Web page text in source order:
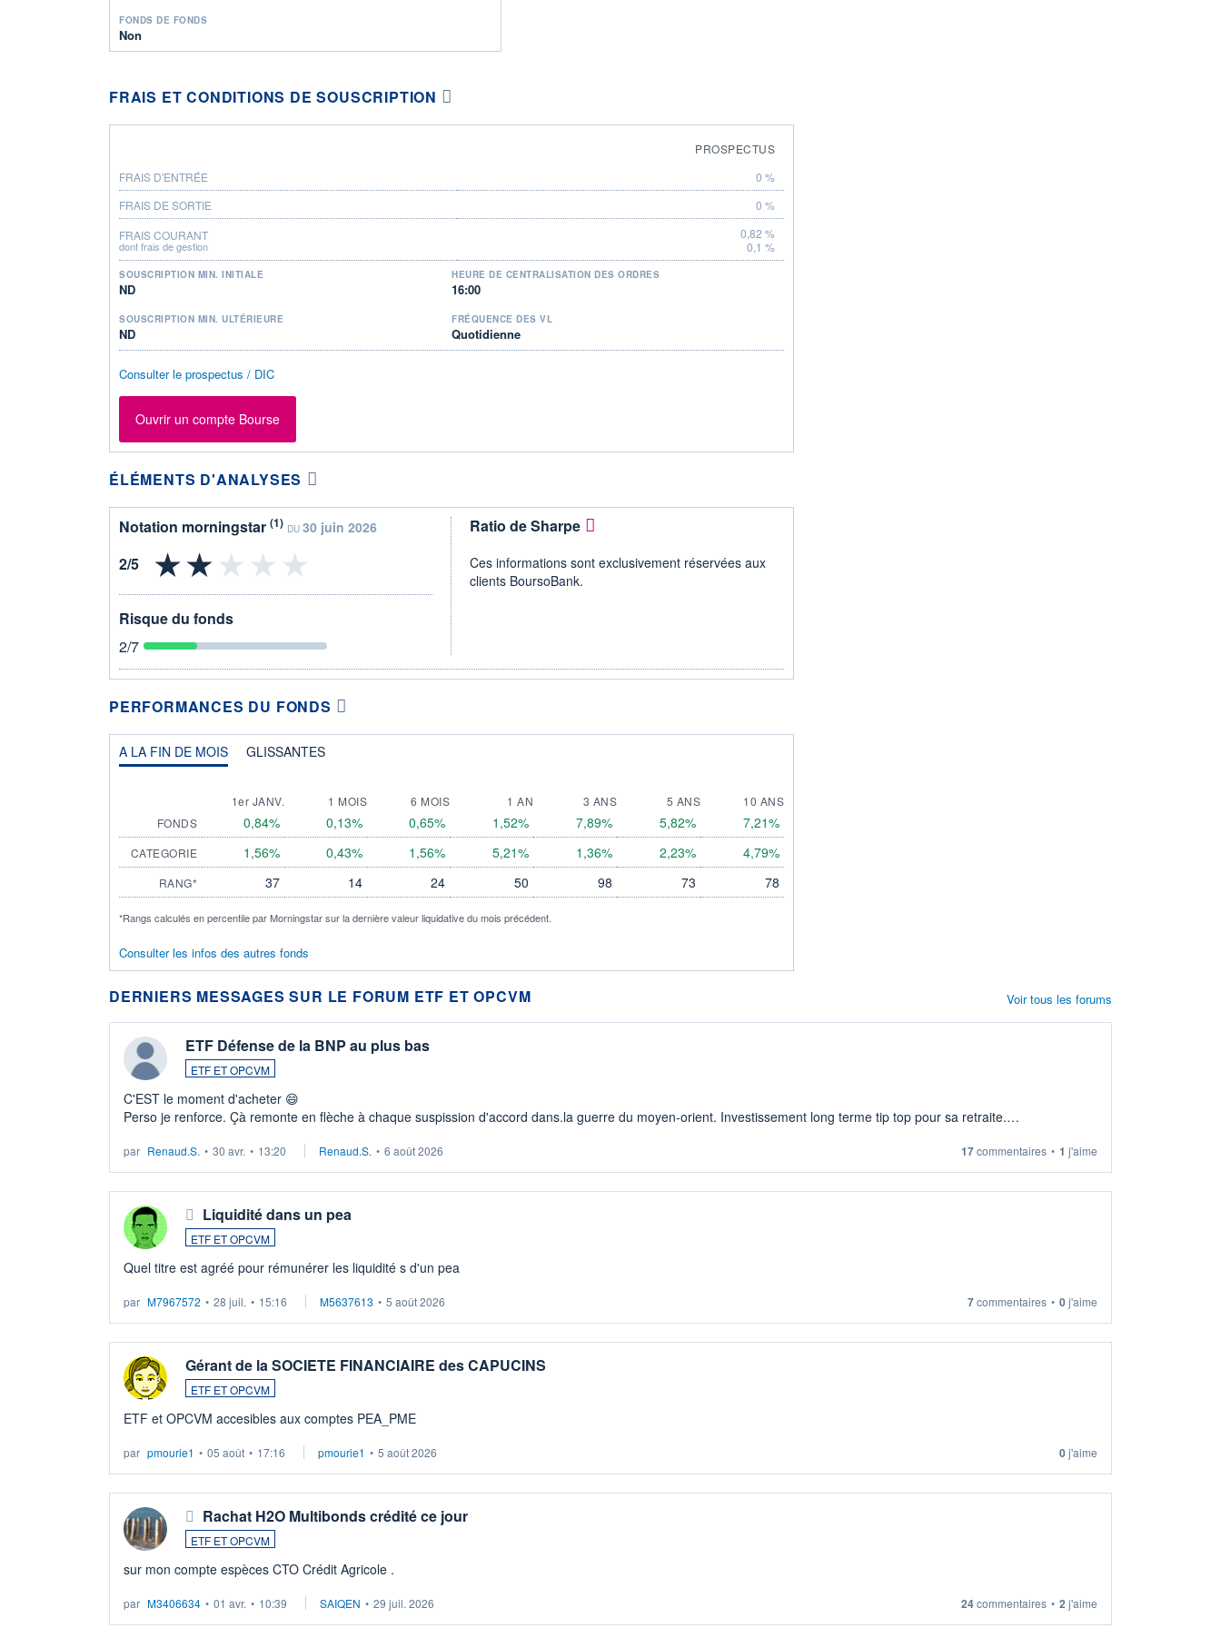
FONDS DE FONDS
Non
FRAIS ET CONDITIONS DE SOUSCRIPTION
PROSPECTUS
FRAIS D'ENTRÉE
0 %
FRAIS DE SORTIE
0 %
FRAIS COURANT
dont frais de gestion
0,82 %
0,1 %
SOUSCRIPTION MIN. INITIALE
ND
HEURE DE CENTRALISATION DES ORDRES
16:00
SOUSCRIPTION MIN. ULTÉRIEURE
ND
FRÉQUENCE DES VL
Quotidienne
Consulter le prospectus / DIC
Ouvrir un compte Bourse
ÉLÉMENTS D'ANALYSES
Notation morningstar (1) DU 30 juin 2026
Risque du fonds
2/7
Ratio de Sharpe
Ces informations sont exclusivement réservées aux
clients BoursoBank.
PERFORMANCES DU FONDS
A LA FIN DE MOIS GLISSANTES
1er JANV. 1 MOIS 6 MOIS 1 AN 3 ANS 5 ANS
10 ANS
FONDS
0,84% 0,13% 0,65% 1,52% 7,89% 5,82% 7,21%
CATEGORIE 1,56% 0,43% 1,56% 5,21% 1,36% 2,23% 4,79%
RANG* 37 14 24 50 98 73 78
*Rangs calculés en percentile par Morningstar sur la dernière valeur liquidative du mois précédent.
Consulter les infos des autres fonds
DERNIERS MESSAGES SUR LE FORUM ETF ET OPCVM
ETF Défense de la BNP au plus bas
ETF ET OPCVM
C'EST le moment d'acheter 😄​
Perso je renforce. Çà remonte en flèche à chaque suspission d'accord dans.la guerre du moyen-orient. Investissement long terme tip top pour sa retraite.
par Renaud.S. • 30 avr. • 13:20 Renaud.S. • 6 août 2026 17commentaires • 1 j'aime
Liquidité dans un pea
ETF ET OPCVM
Quel titre est agréé pour rémunérer les liquidité s d'un pea
par M7967572 • 28 juil. • 15:16 M5637613 • 5 août 2026 7commentaires • 0j'aime
Gérant de la SOCIETE FINANCIAIRE des CAPUCINS
ETF ET OPCVM
ETF et OPCVM accesibles aux comptes PEA_PME
par pmourie1 • 05 août • 17:16 pmourie1 • 5 août 2026 0j'aime
Rachat H2O Multibonds crédité ce jour
ETF ET OPCVM
sur mon compte espèces CTO Crédit Agricole .
par M3406634 • 01 avr. • 10:39 SAIQEN • 29 juil. 2026 24commentaires • 2 j'aime
Voir tous les forums